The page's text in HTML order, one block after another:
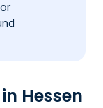
Hessen